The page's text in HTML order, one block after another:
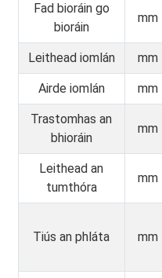
Fad bioráin go
bioráin
mm
Leithead iomlán mm
Airde iomlán mm
Trastomhas an
bhioráin
mm
Leithead an
tumthóra
mm
Tiús an phláta mm